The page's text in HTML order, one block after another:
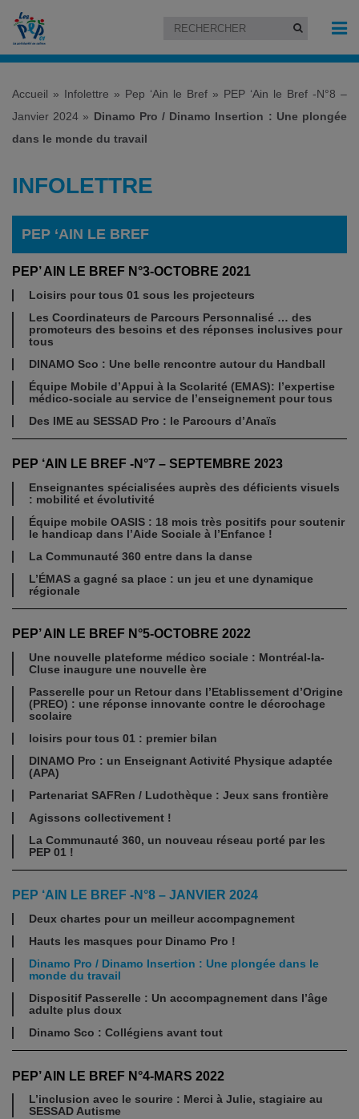
Accueil » Infolettre » Pep ‘Ain le Bref » PEP ‘Ain le Bref -N°8 –
Janvier 2024 » Dinamo Pro / Dinamo Insertion : Une plongée
dans le monde du travail
INFOLETTRE
PEP ‘AIN LE BREF
PEP’ AIN LE BREF N°3-OCTOBRE 2021
Loisirs pour tous 01 sous les projecteurs
Les Coordinateurs de Parcours Personnalisé … des
promoteurs des besoins et des réponses inclusives pour
tous
DINAMO Sco : Une belle rencontre autour du Handball
Équipe Mobile d’Appui à la Scolarité (EMAS): l’expertise
médico-sociale au service de l’enseignement pour tous
Des IME au SESSAD Pro : le Parcours d’Anaïs
PEP ‘AIN LE BREF -N°7 – SEPTEMBRE 2023
Enseignantes spécialisées auprès des déficients visuels
: mobilité et évolutivité
Équipe mobile OASIS : 18 mois très positifs pour soutenir
le handicap dans l’Aide Sociale à l’Enfance !
La Communauté 360 entre dans la danse
L’ÉMAS a gagné sa place : un jeu et une dynamique
régionale
PEP’ AIN LE BREF N°5-OCTOBRE 2022
Une nouvelle plateforme médico sociale : Montréal-la-
Cluse inaugure une nouvelle ère
Passerelle pour un Retour dans l’Etablissement d’Origine
(PREO) : une réponse innovante contre le décrochage
scolaire
loisirs pour tous 01 : premier bilan
DINAMO Pro : un Enseignant Activité Physique adaptée
(APA)
Partenariat SAFRen / Ludothèque : Jeux sans frontière
Agissons collectivement !
La Communauté 360, un nouveau réseau porté par les
PEP 01 !
PEP ‘AIN LE BREF -N°8 – JANVIER 2024
Deux chartes pour un meilleur accompagnement
Hauts les masques pour Dinamo Pro !
Dinamo Pro / Dinamo Insertion : Une plongée dans le
monde du travail
Dispositif Passerelle : Un accompagnement dans l’âge
adulte plus doux
Dinamo Sco : Collégiens avant tout
PEP’ AIN LE BREF N°4-MARS 2022
L’inclusion avec le sourire : Merci à Julie, stagiaire au
SESSAD Autisme